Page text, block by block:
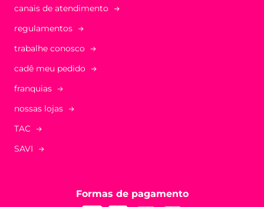
canais de atendimento
regulamentos
trabalhe conosco
cadê meu pedido
franquias
nossas lojas
TAC
SAVI
Formas de pagamento